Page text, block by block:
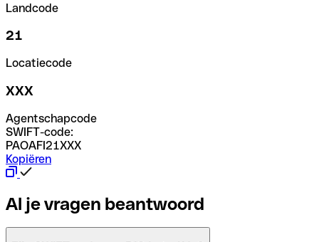
Landcode
21
Locatiecode
XXX
Agentschapcode
SWIFT-code:
PAOAFI21XXX
Kopiëren
Al je vragen beantwoord